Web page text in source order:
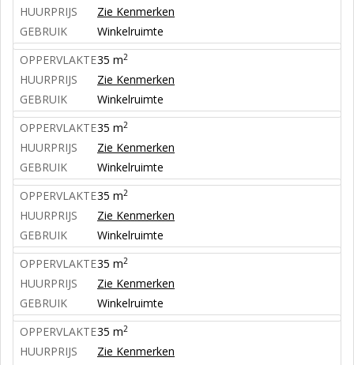
HUURPRIJS
Zie Kenmerken
GEBRUIK
Winkelruimte
OPPERVLAKTE35 m2
HUURPRIJS
Zie Kenmerken
GEBRUIK
Winkelruimte
OPPERVLAKTE35 m2
HUURPRIJS
Zie Kenmerken
GEBRUIK
Winkelruimte
OPPERVLAKTE35 m2
HUURPRIJS
Zie Kenmerken
GEBRUIK
Winkelruimte
OPPERVLAKTE35 m2
HUURPRIJS
Zie Kenmerken
GEBRUIK
Winkelruimte
OPPERVLAKTE35 m2
HUURPRIJS
Zie Kenmerken